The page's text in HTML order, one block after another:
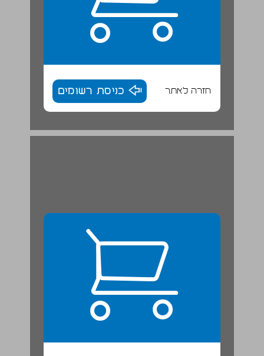
חזרה לאתר כניסת רשומים